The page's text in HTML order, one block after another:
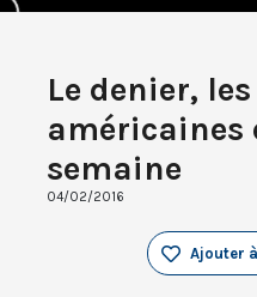
Le denier,
américaines
semaine
04/02/2016
Ajouter